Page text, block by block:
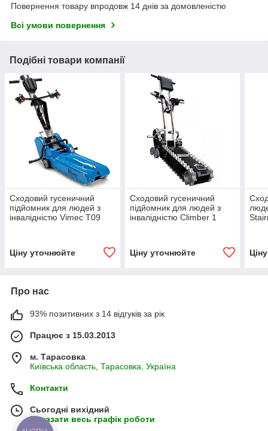
Повернення товару впродовж 14 днів за домовленістю
Всі умови повернення
Подібні товари компанії
Сходовий гусеничний
підйомник для людей з
інвалідністю Vimec Т09
Ціну уточнюйте
Сходовий гусеничний
підйомник для людей з
інвалідністю Climber 1
Ціну уточнюйте
Про нас
93% позитивних з 14 відгуків за рік
Працює з 15.03.2013
м. Тарасовка
Київська область, Тарасовка, Україна
Контакти
Сьогодні вихідний
Показати весь графік роботи